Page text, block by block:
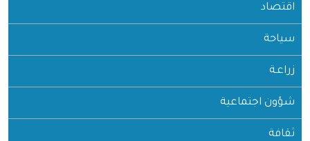
اقتصاد
سياحة
زراعـة
شؤون اجتماعية
ثقافة